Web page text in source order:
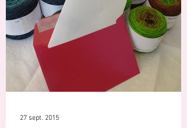
27 sept. 2015